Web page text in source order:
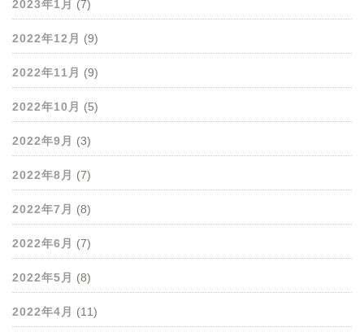
2023年1月 (7)
2022年12月 (9)
2022年11月 (9)
2022年10月 (5)
2022年9月 (3)
2022年8月 (7)
2022年7月 (8)
2022年6月 (7)
2022年5月 (8)
2022年4月 (11)